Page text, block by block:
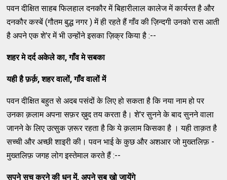
पवन दीक्षित साहब फिलहाल दनकौर में बिहारीलाल कालेज में कार्यरत है और
दनकौर कस्बें (गौतम बुद्ध नगर ) में ही रहते हैं गाँव की ज़िन्दगी उनको रास आती
है अपने एक शे'र में भी उन्होंने इसका ज़िक्र किया है :--
शहर मे दर्द अकेले का,गाँव मे सबका
यही है फ़र्क़,शहर वालों,गाँव वालों में
पवन दीक्षित बहुत से अदब पसंदों के लिए हो सकता है कि नया नाम हो पर
उनका क़लाम अपना सफ़र ख़ुद तय करता है। शे'र सुनने के बाद सुनने वाला
जानने के लिए उत्सुक ज़रूर रहता है कि ये क़लाम किसका है । यही ताक़त है
सच्ची और अच्छी शाइरी की। पवन भाई के कुछ और अशआर जो मुख्तलिफ़ -
मुख्तलिफ़ जगह लोग इस्तेमाल करते हैं :--
सपने सच करने की धुन में,अपने सब खो जायेंगे